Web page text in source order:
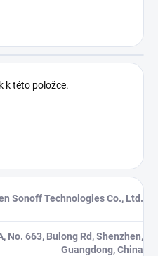
k této položce.
Sonoff Technologies Co., Ltd.
No. 663, Bulong Rd, Shenzhen,
Guangdong, China